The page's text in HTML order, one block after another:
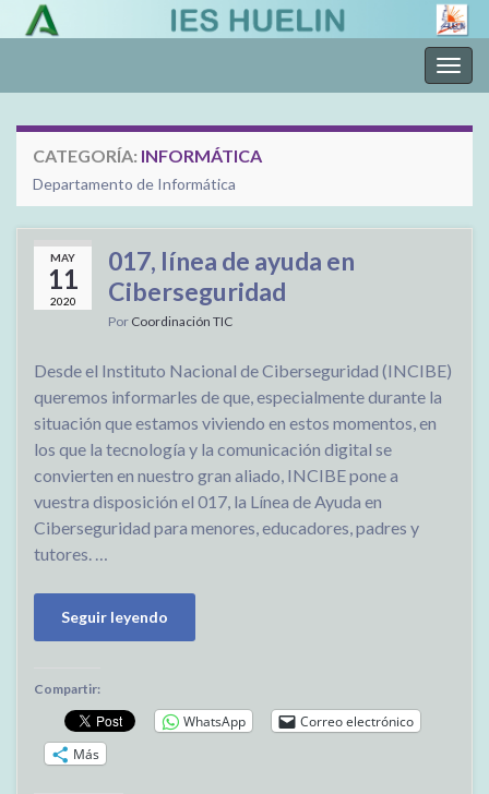
la
CATEGORÍA: INFORMÁTICA
Departamento de Informática
MAY
11
2020
017, línea de ayuda en
Ciberseguridad
Por Coordinación TIC
Desde el Instituto Nacional de Ciberseguridad (INCIBE)
queremos informarles de que, especialmente durante la
situación que estamos viviendo en estos momentos, en
los que la tecnología y la comunicación digital se
convierten en nuestro gran aliado, INCIBE pone a
vuestra disposición el 017, la Línea de Ayuda en
Ciberseguridad para menores, educadores, padres y
tutores. …
Seguir leyendo
Compartir:
WhatsApp
Correo electrónico
Más